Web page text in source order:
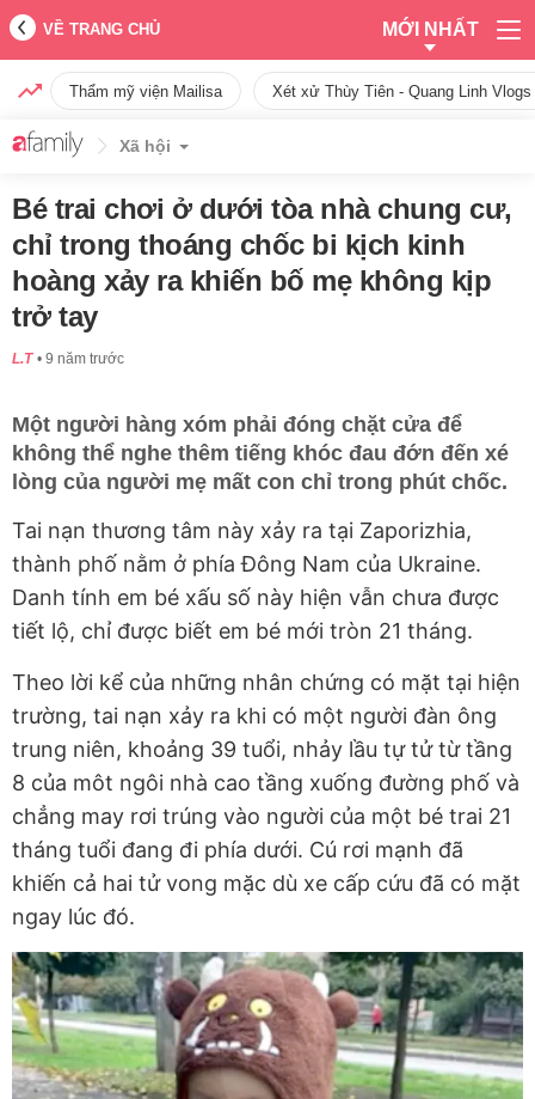
VỀ TRANG CHỦ MỚI NHẤT
Thẩm mỹ viện Mailisa Xét xử Thùy Tiên - Quang Linh
Xã hội
Bé trai chơi ở dưới tòa nhà chung cư,
chỉ trong thoáng chốc bi kịch kinh
hoàng xảy ra khiến bố mẹ không kịp
trở tay
L.T 9 năm trước
Một người hàng xóm phải đóng chặt cửa để
không thể nghe thêm tiếng khóc đau đớn đến xé
lòng của người mẹ mất con chỉ trong phút chốc.
Tai nạn thương tâm này xảy ra tại Zaporizhia,
thành phố nằm ở phía Đông Nam của Ukraine.
Danh tính em bé xấu số này hiện vẫn chưa được
tiết lộ, chỉ được biết em bé mới tròn 21 tháng.
Theo lời kể của những nhân chứng có mặt tại hiện
trường, tai nạn xảy ra khi có một người đàn ông
trung niên, khoảng 39 tuổi, nhảy lầu tự tử từ tầng
8 của môt ngôi nhà cao tầng xuống đường phố và
chẳng may rơi trúng vào người của một bé trai 21
tháng tuổi đang đi phía dưới. Cú rơi mạnh đã
khiến cả hai tử vong mặc dù xe cấp cứu đã có mặt
ngay lúc đó.